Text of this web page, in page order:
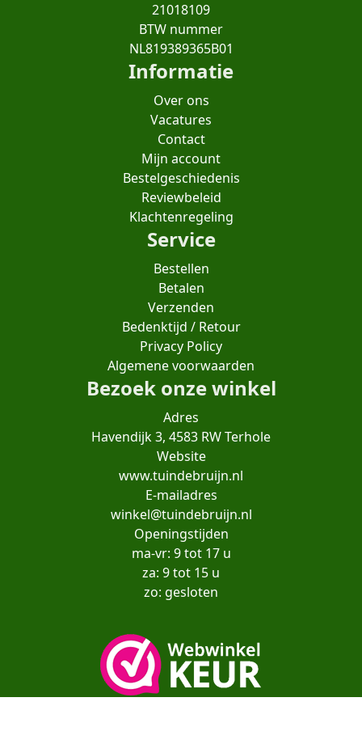
21018109
BTW nummer
NL819389365B01
Informatie
Over ons
Vacatures
Contact
Mijn account
Bestelgeschiedenis
Reviewbeleid
Klachtenregeling
Service
Bestellen
Betalen
Verzenden
Bedenktijd / Retour
Privacy Policy
Algemene voorwaarden
Bezoek onze winkel
Adres
Havendijk 3, 4583 RW Terhole
Website
www.tuindebruijn.nl
E-mailadres
winkel@tuindebruijn.nl
Openingstijden
ma-vr: 9 tot 17 u
za: 9 tot 15 u
zo: gesloten